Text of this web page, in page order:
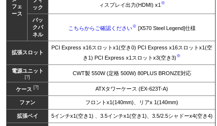
フェ
ース
ック
ィスプレイ出力(HDMI) x1 ※
バッ
クパ
ネル
こちらからご確認ください※ [X570 Steel Legend]仕様
拡張スロット
PCI Express x16スロットx1(空き0) PCI Express x16スロットx1(空
き1) PCI Express x1スロットx3(空き3) ※
電源ユニット
[?]
CWT製 550W (定格 500W) 80PLUS BRONZE対応
ケース [?] ATXタワーケース (EX-623T-A)
ファン フロントx1(140mm)、リアx 1(140mm)
拡張ベイ 5インチx1(空き1) 、3.5インチx1(空き1)、3.5/2.5シャドーx4(空き4)